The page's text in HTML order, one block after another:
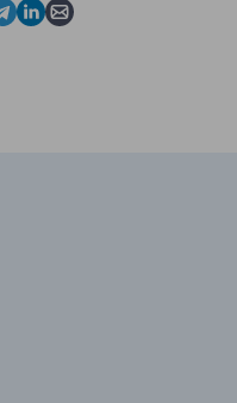
in Messenger
us in WhatsApp
us in Telegram
Contact us in Linkedin
Contact us by email